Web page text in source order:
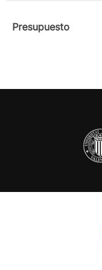
Presupuesto